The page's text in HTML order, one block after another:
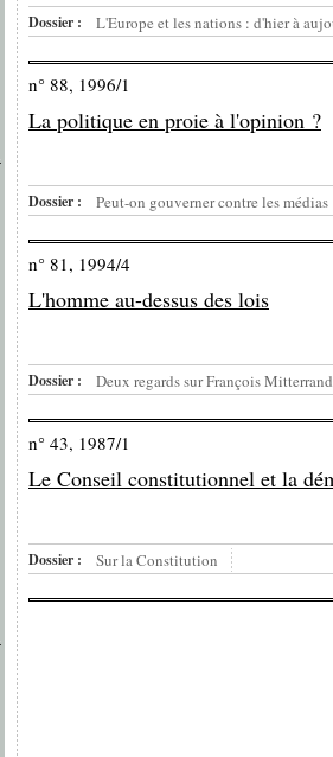
Dossier : L'Europe et les nations : d'hier à
n° 88, 1996/1
La politique en proie à l'opinion ?
Dossier : Peut-on gouverner contre les médias
n° 81, 1994/4
L'homme au-dessus des lois
Dossier : Deux regards sur François Mitterrand
n° 43, 1987/1
Le Conseil constitutionnel et la
Dossier : Sur la Constitution